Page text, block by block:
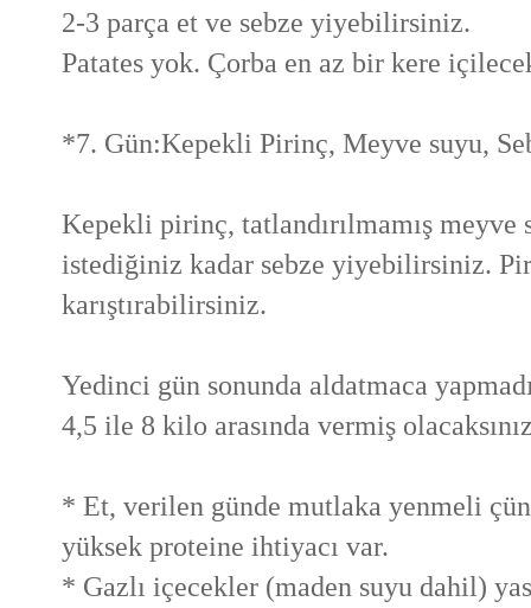
2-3 parça et ve sebze yiyebilirsiniz.
Patates yok. Çorba en az bir kere
*7. Gün:Kepekli Pirinç, Meyve suyu,
Kepekli pirinç, tatlandırılmamış meyve
istediğiniz kadar sebze yiyebilirsiniz.
karıştırabilirsiniz.
Yedinci gün sonunda aldatmaca
4,5 ile 8 kilo arasında vermiş
* Et, verilen günde mutlaka yenmeli
yüksek proteine ihtiyacı var.
* Gazlı içecekler (maden suyu dahil)